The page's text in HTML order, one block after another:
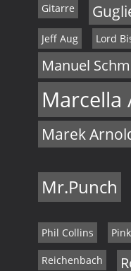
Gitarre
Jeff Aug Lord
Manuel
Marcella
Marek
Mr.Punch
Phil Collins
Reichenbach